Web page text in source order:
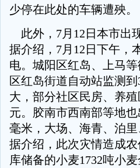
少停在此处的车辆遭殃。
此外，7月12日本市出
据介绍，7月12日下午，
电。城阳区红岛、上马
区红岛街道自动站监测
大，部分社区民房、养
元。胶南市西南部等地
毫米，大场、海青、泊
据介绍，此次灾情造成
库储备的小麦1732吨小